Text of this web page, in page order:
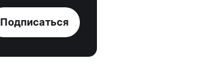
Подписаться